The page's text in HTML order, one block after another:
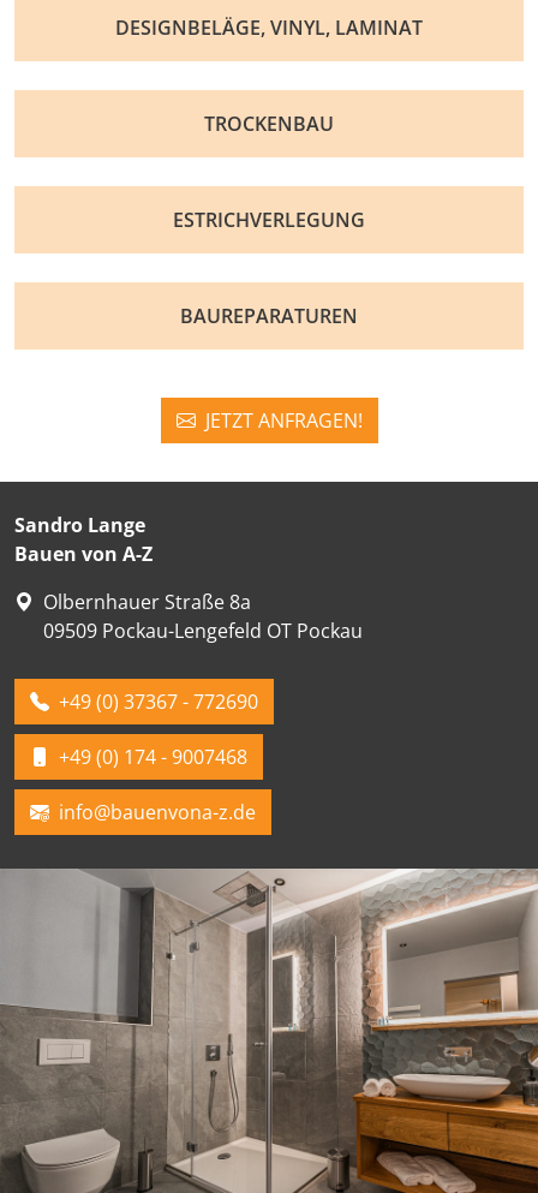
DESIGNBELÄGE, VINYL, LAMINAT
TROCKENBAU
ESTRICHVERLEGUNG
BAUREPARATUREN
JETZT ANFRAGEN!
Sandro Lange
Bauen von A-Z
Olbernhauer Straße 8a
09509 Pockau-Lengefeld OT Pockau
+49 (0) 37367 - 772690
+49 (0) 174 - 9007468
info@bauenvona-z.de